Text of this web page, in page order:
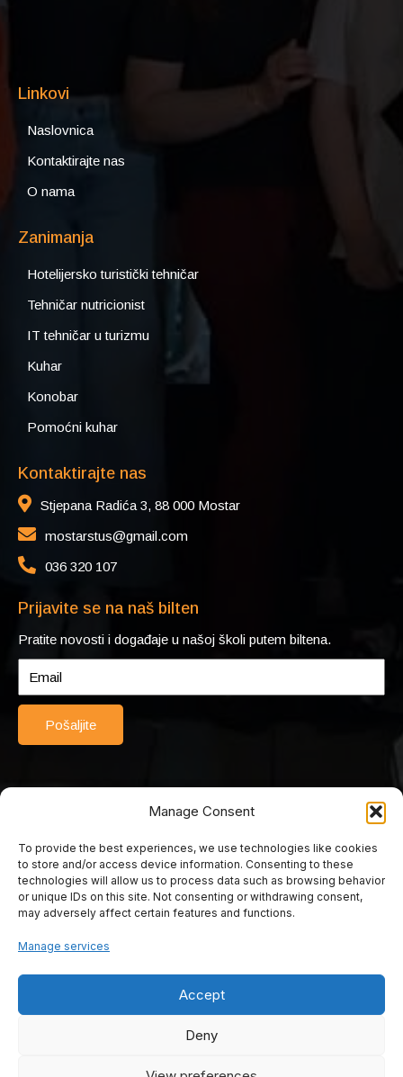
Manage Consent
To provide the best experiences, we use technologies like cookies
to store and/or access device information. Consenting to these
technologies will allow us to process data such as browsing behavior
or unique IDs on this site. Not consenting or withdrawing consent,
may adversely affect certain features and functions.
Manage services
Accept
Deny
Linkovi
Naslovnica
Kontaktirajte nas
O nama
Zanimanja
Hotelijersko turistički tehničar
Tehničar nutricionist
IT tehničar u turizmu
Kuhar
Konobar
Pomoćni kuhar
Kontaktirajte nas
Stjepana Radića 3, 88 000 Mostar
mostarstus@gmail.com
036 320 107
Prijavite se na naš bilten
Pratite novosti i događaje u našoj školi putem biltena.
Pošaljite
© 2025 Srednja turističko-ugostiteljska škola Mostar. Sva prava
pridržana. Web by Rimac web studio.
Srednja turističko
ugostiteljska škola
Mostar